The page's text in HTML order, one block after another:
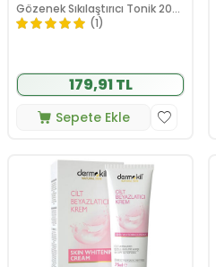
Gözenek Sıkılaştırıcı Tonik 200
ml
(1)
179,91 TL
Sepete Ekle